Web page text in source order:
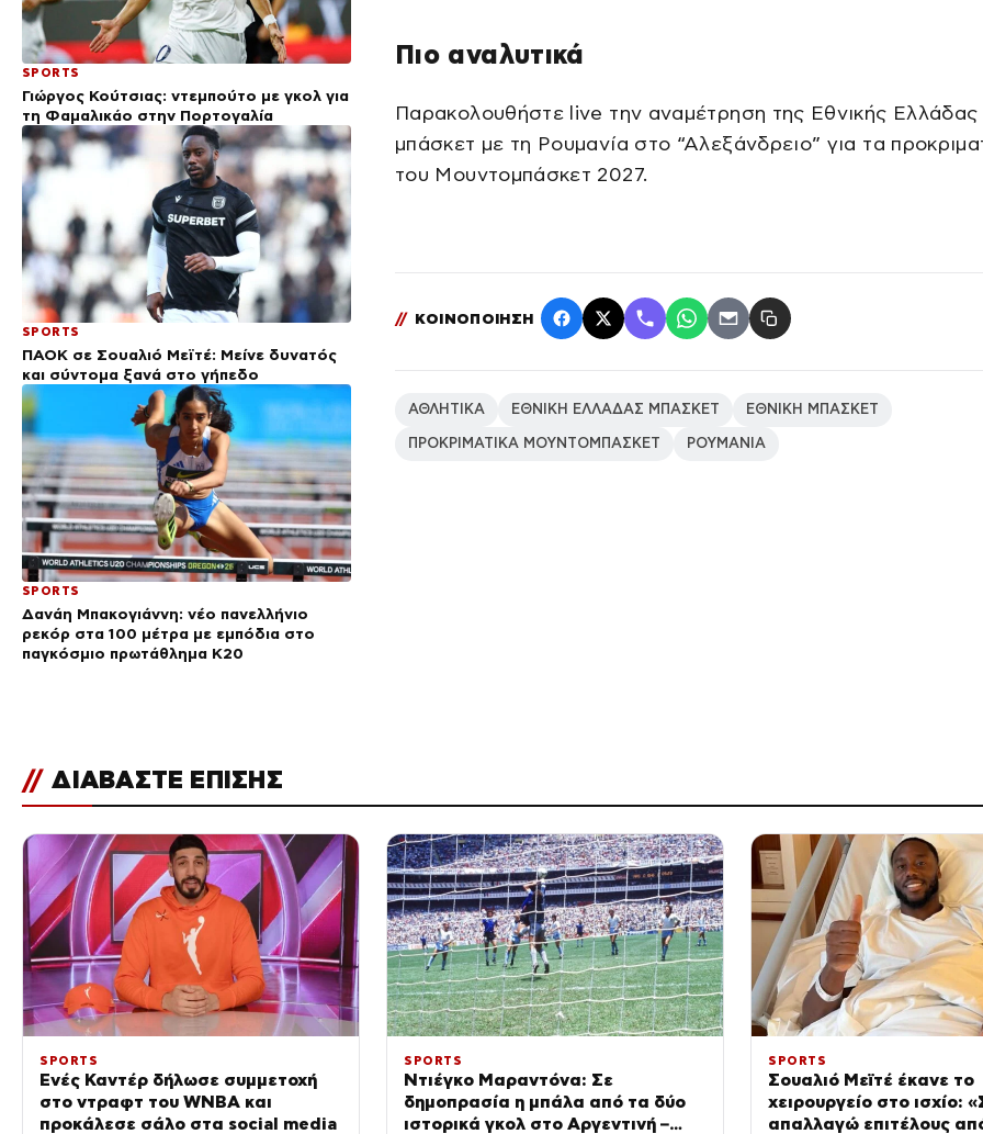
SPORTS
Γιώργος Κούτσιας: ντεμπούτο με γκολ για
τη Φαμαλικάο στην Πορτογαλία
SPORTS
ΠΑΟΚ σε Σουαλιό Μεϊτέ: Μείνε δυνατός
και σύντομα ξανά στο γήπεδο
SPORTS
Δανάη Μπακογιάννη: νέο πανελλήνιο
ρεκόρ στα 100 μέτρα με εμπόδια στο
παγκόσμιο πρωτάθλημα Κ20
Πιο αναλυτικά
Παρακολουθήστε live την αναμέτρηση της Εθνικής Ελλάδας
μπάσκετ με τη Ρουμανία στο “Αλεξάνδρειο” για τα
του Μουντομπάσκετ 2027.
// ΚΟΙΝΟΠΟΙΗΣΗ
ΑΘΛΗΤΙΚΑ ΕΘΝΙΚΗ ΕΛΛΑΔΑΣ ΜΠΑΣΚΕΤ ΕΘΝΙΚΗ ΜΠΑΣΚΕΤ
ΠΡΟΚΡΙΜΑΤΙΚΑ ΜΟΥΝΤΟΜΠΑΣΚΕΤ ΡΟΥΜΑΝΙΑ
// ΔΙΑΒΑΣΤΕ ΕΠΙΣΗΣ
SPORTS
Ενές Καντέρ δήλωσε συμμετοχή
στο ντραφτ του WNBA και
προκάλεσε σάλο στα social media
SPORTS
Ντιέγκο Μαραντόνα: Σε
δημοπρασία η μπάλα από τα δύο
ιστορικά γκολ στο Αργεντινή –
SPORTS
Σουαλιό Μεϊτέ έκανε το
χειρουργείο στο ισχίο:
απαλλαγώ επιτέλους